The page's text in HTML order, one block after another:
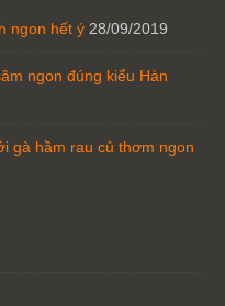
ngon hết ý 28/09/2019
ngon đúng kiểu Hàn
gà hầm rau củ thơm ngon